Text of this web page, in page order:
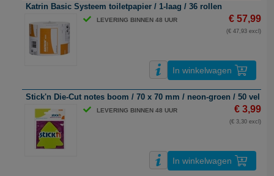
Katrin Basic Systeem toiletpapier / 1-laag / 36 rollen
LEVERING BINNEN 48 UUR € 57,99
(€ 47,93 excl)
In winkelwagen
Stick'n Die-Cut notes boom / 70 x 70 mm / neon-groen / 50 vel
LEVERING BINNEN 48 UUR € 3,99
(€ 3,30 excl)
In winkelwagen